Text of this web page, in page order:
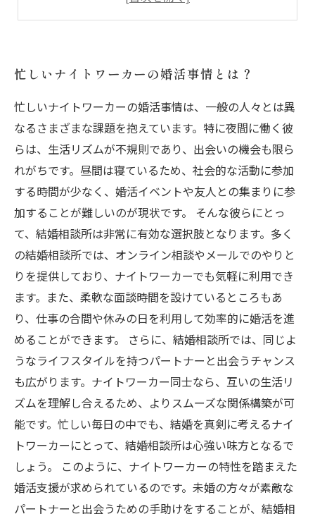
忙しいナイトワーカーの婚活事情とは？
忙しいナイトワーカーの婚活事情は、一般の人々とは異
なるさまざまな課題を抱えています。特に夜間に働く彼
らは、生活リズムが不規則であり、出会いの機会も限ら
れがちです。昼間は寝ているため、社会的な活動に参加
する時間が少なく、婚活イベントや友人との集まりに参
加することが難しいのが現状です。 そんな彼らにとっ
て、結婚相談所は非常に有効な選択肢となります。多く
の結婚相談所では、オンライン相談やメールでのやりと
りを提供しており、ナイトワーカーでも気軽に利用でき
ます。また、柔軟な面談時間を設けているところもあ
り、仕事の合間や休みの日を利用して効率的に婚活を進
めることができます。 さらに、結婚相談所では、同じよ
うなライフスタイルを持つパートナーと出会うチャンス
も広がります。ナイトワーカー同士なら、互いの生活リ
ズムを理解し合えるため、よりスムーズな関係構築が可
能です。忙しい毎日の中でも、結婚を真剣に考えるナイ
トワーカーにとって、結婚相談所は心強い味方となるで
しょう。 このように、ナイトワーカーの特性を踏まえた
婚活支援が求められているのです。未婚の方々が素敵な
パートナーと出会うための手助けをすることが、結婚相